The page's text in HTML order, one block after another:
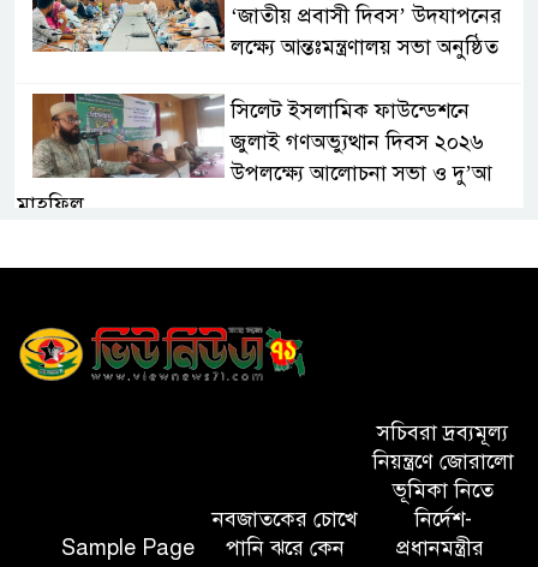
‘জাতীয় প্রবাসী দিবস’ উদযাপনের
লক্ষ্যে আন্তঃমন্ত্রণালয় সভা অনুষ্ঠিত
সিলেট ইসলামিক ফাউন্ডেশনে
জুলাই গণঅভ্যুত্থান দিবস ২০২৬
উপলক্ষ্যে আলোচনা সভা ও দু’আ
মাহফিল
পরিবেশ রক্ষায় ব্যক্তিগত উদ্যোগ
বিভাগীয় কমিশনার
কমিশনার জুলাই স্মৃতিস্তম্ভে পুষ্পস্তবক
অর্পণ ও জুলাই গণঅভ্যুত্থানের
১০ লাখ টাকার চেক ডিজঅনার
Sample Page
নবজাতকের চোখে
পানি ঝরে কেন
সচিবরা দ্রব্যমূল্য
নিয়ন্ত্রণে জোরালো
ভূমিকা নিতে
নির্দেশ-
প্রধানমন্ত্রীর